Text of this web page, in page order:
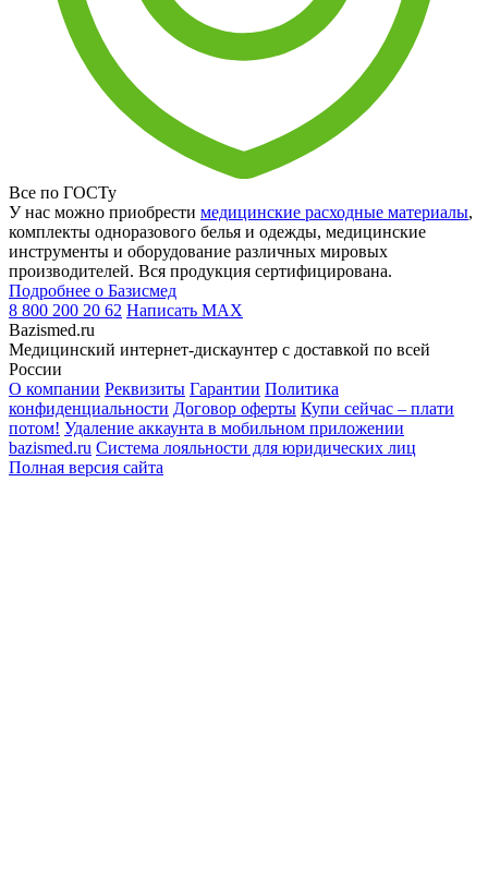
Все по ГОСТу
У нас можно приобрести медицинские расходные материалы,
комплекты одноразового белья и одежды, медицинские
инструменты и оборудование различных мировых
производителей. Вся продукция сертифицирована.
Подробнее о Базисмед
8 800 200 20 62 Написать MAX
Bazismed.ru
Медицинский интернет-дискаунтер с доставкой по всей
России
О компании Реквизиты Гарантии Политика
конфиденциальности Договор оферты Купи сейчас – плати
потом! Удаление аккаунта в мобильном приложении
bazismed.ru Система лояльности для юридических лиц
Полная версия сайта